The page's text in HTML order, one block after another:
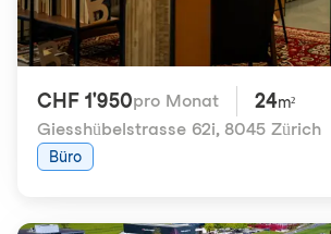
CHF 1'950pro Monat 24m²
Giesshübelstrasse 62i, 8045 Zürich
Büro